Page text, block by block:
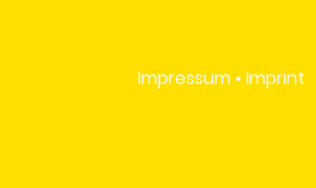
Impressum • Imprint